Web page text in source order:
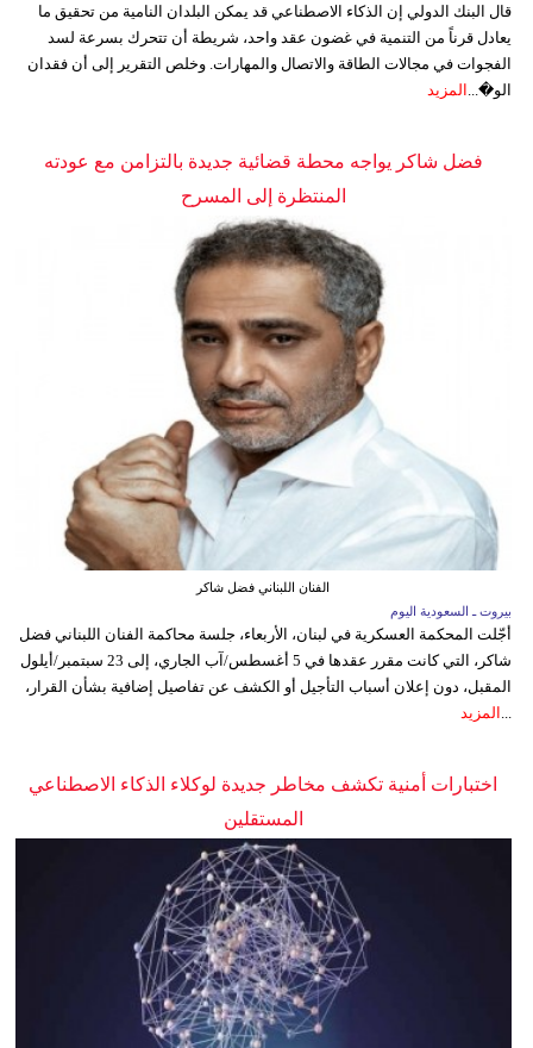
قال البنك الدولي إن الذكاء الاصطناعي قد يمكن البلدان النامية من تحقيق ما
يعادل قرناً من التنمية في غضون عقد واحد، شريطة أن تتحرك بسرعة لسد
الفجوات في مجالات الطاقة والاتصال والمهارات. وخلص التقرير إلى أن فقدان
الو�...
المزيد
فضل شاكر يواجه محطة قضائية جديدة بالتزامن مع عودته
المنتظرة إلى المسرح
الفنان اللبناني فضل شاكر
بيروت ـ السعودية اليوم
أجّلت المحكمة العسكرية في لبنان، الأربعاء، جلسة محاكمة الفنان اللبناني فضل
شاكر، التي كانت مقرر عقدها في 5 أغسطس/آب الجاري، إلى 23 سبتمبر/أيلول
المقبل، دون إعلان أسباب التأجيل أو الكشف عن تفاصيل إضافية بشأن القرار،
المزيد
اختبارات أمنية تكشف مخاطر جديدة لوكلاء الذكاء الاصطناعي
المستقلين